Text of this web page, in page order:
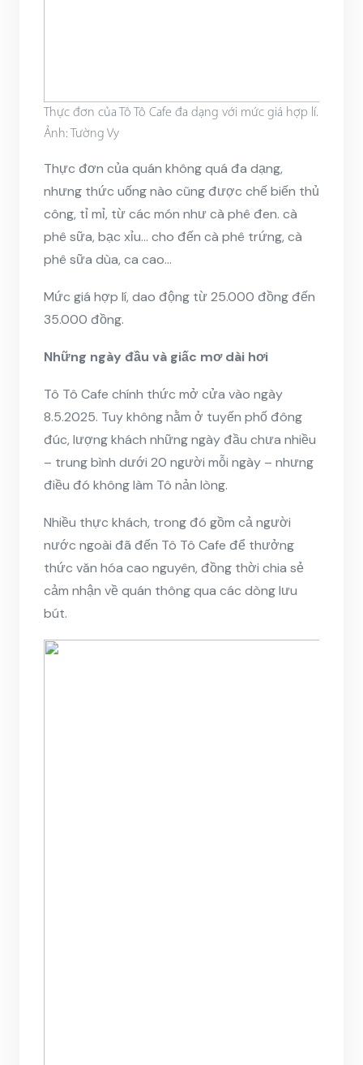
Thực đơn của Tô Tô Cafe đa dạng với mức giá hợp lí.
Ảnh: Tường Vy
Thực đơn của quán không quá đa dạng,
nhưng thức uống nào cũng được chế biến thủ
công, tỉ mỉ, từ các món như cà phê đen. cà
phê sữa, bạc xỉu… cho đến cà phê trứng, cà
phê sữa dùa, ca cao…
Mức giá hợp lí, dao động từ 25.000 đồng đến
35.000 đồng.
Những ngày đầu và giấc mơ dài hơi
Tô Tô Cafe chính thức mở cửa vào ngày
8.5.2025. Tuy không nằm ở tuyến phố đông
đúc, lượng khách những ngày đầu chưa nhiều
– trung bình dưới 20 người mỗi ngày – nhưng
điều đó không làm Tô nản lòng.
Nhiều thực khách, trong đó gồm cả người
nước ngoài đã đến Tô Tô Cafe để thưởng
thức văn hóa cao nguyên, đồng thời chia sẻ
cảm nhận về quán thông qua các dòng lưu
bút.